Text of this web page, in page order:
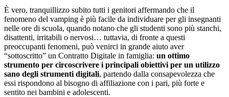
È vero, tranquillizzo subito tutti i genitori affermando che il
fenomeno del vamping è più facile da individuare per gli insegnanti
nelle ore di scuola, quando notano che gli studenti sono più stanchi,
disattenti, irritabili o nervosi… tuttavia, di fronte a questi
preoccupanti fenomeni, può venirci in grande aiuto aver
“sottoscritto” un Contratto Digitale in famiglia: un ottimo
strumento per circoscrivere i principali obiettivi per un utilizzo
sano degli strumenti digitali, partendo dalla consapevolezza che
essi rispondono al bisogno di affiliazione con i pari, più forte e
sentito nei bambini e adolescenti.